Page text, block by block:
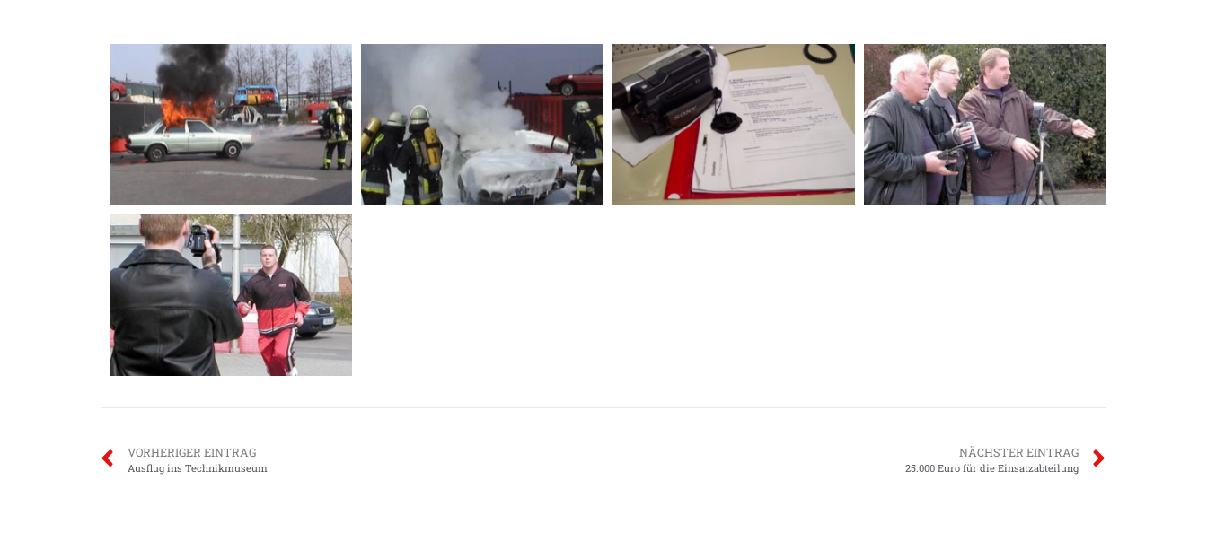
VORHERIGER EINTRAG
Ausflug ins Technikmuseum
NÄCHSTER EINTRAG
25.000 Euro für die Einsatzabteilung